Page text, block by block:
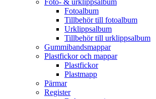
Foto- & urklippsalbum
Fotoalbum
Tillbehör till fotoalbum
Urklippsalbum
Tillbehör till urklippsalbum
Gummibandsmappar
Plastfickor och mappar
Plastfickor
Plastmapp
Pärmar
Register